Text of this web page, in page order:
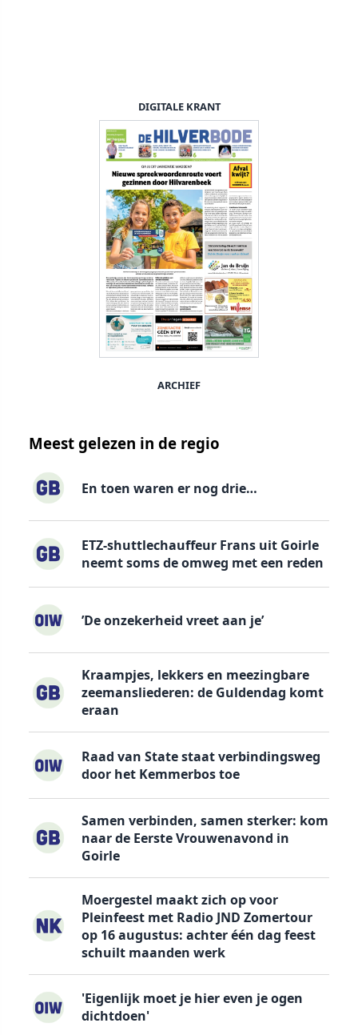
DIGITALE KRANT
ARCHIEF
Meest gelezen in de regio
En toen waren er nog drie…
ETZ-shuttlechauffeur Frans uit Goirle
neemt soms de omweg met een reden
’De onzekerheid vreet aan je’
Kraampjes, lekkers en meezingbare
zeemansliederen: de Guldendag komt
eraan
Raad van State staat verbindingsweg
door het Kemmerbos toe
Samen verbinden, samen sterker: kom
naar de Eerste Vrouwenavond in
Goirle
Moergestel maakt zich op voor
Pleinfeest met Radio JND Zomertour
op 16 augustus: achter één dag feest
schuilt maanden werk
'Eigenlijk moet je hier even je ogen
dichtdoen'